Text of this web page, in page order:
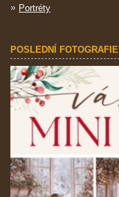
Portréty
POSLEDNÍ FOTOGRAFIE